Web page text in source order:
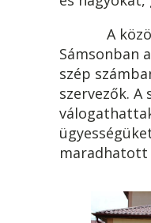
A közös
Sámsonban
szép
szervezők.
maradhatott